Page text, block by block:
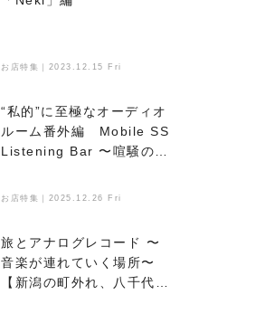
お店特集｜2023.12.15 Fri
“私的”に至極なオーディオ
ルーム番外編 Mobile SS
Listening Bar 〜喧騒のな
る、新たなオアシス〜
お店特集｜2025.12.26 Fri
旅とアナログレコード 〜
音楽が連れていく場所〜
【新潟の町外れ、八千代マ